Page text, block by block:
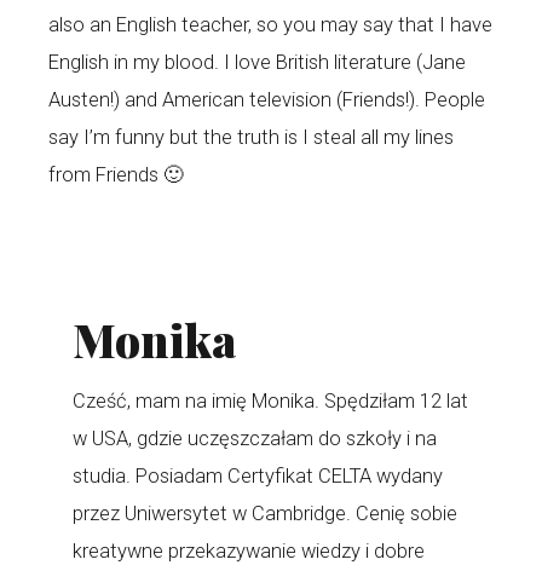
also an English teacher, so you may say that I have
English in my blood. I love British literature (Jane
Austen!) and American television (Friends!). People
say I’m funny but the truth is I steal all my lines
from Friends 🙂
Monika
Cześć, mam na imię Monika. Spędziłam 12 lat
w USA, gdzie uczęszczałam do szkoły i na
studia. Posiadam Certyfikat CELTA wydany
przez Uniwersytet w Cambridge. Cenię sobie
kreatywne przekazywanie wiedzy i dobre